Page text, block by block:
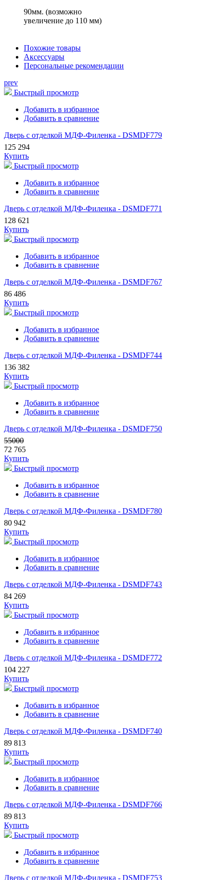
90мм. (возможно
увеличение до 110 мм)
Похожие товары
Аксессуары
Персональные рекомендации
prev
Быстрый просмотр
Добавить в избранное
Добавить в сравнение
Дверь с отделкой МДФ-Филенка - DSMDF779
125 294
Купить
Быстрый просмотр
Добавить в избранное
Добавить в сравнение
Дверь с отделкой МДФ-Филенка - DSMDF771
128 621
Купить
Быстрый просмотр
Добавить в избранное
Добавить в сравнение
Дверь с отделкой МДФ-Филенка - DSMDF767
86 486
Купить
Быстрый просмотр
Добавить в избранное
Добавить в сравнение
Дверь с отделкой МДФ-Филенка - DSMDF744
136 382
Купить
Быстрый просмотр
Добавить в избранное
Добавить в сравнение
Дверь с отделкой МДФ-Филенка - DSMDF750
55000
72 765
Купить
Быстрый просмотр
Добавить в избранное
Добавить в сравнение
Дверь с отделкой МДФ-Филенка - DSMDF780
80 942
Купить
Быстрый просмотр
Добавить в избранное
Добавить в сравнение
Дверь с отделкой МДФ-Филенка - DSMDF743
84 269
Купить
Быстрый просмотр
Добавить в избранное
Добавить в сравнение
Дверь с отделкой МДФ-Филенка - DSMDF772
104 227
Купить
Быстрый просмотр
Добавить в избранное
Добавить в сравнение
Дверь с отделкой МДФ-Филенка - DSMDF740
89 813
Купить
Быстрый просмотр
Добавить в избранное
Добавить в сравнение
Дверь с отделкой МДФ-Филенка - DSMDF766
89 813
Купить
Быстрый просмотр
Добавить в избранное
Добавить в сравнение
Дверь с отделкой МДФ-Филенка - DSMDF753